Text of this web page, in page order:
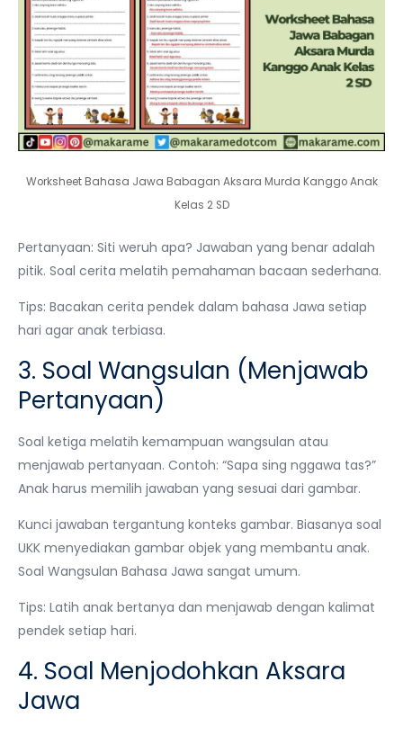
Worksheet Bahasa Jawa Babagan Aksara Murda Kanggo Anak
Kelas 2 SD
Pertanyaan: Siti weruh apa? Jawaban yang benar adalah
pitik. Soal cerita melatih pemahaman bacaan sederhana.
Tips: Bacakan cerita pendek dalam bahasa Jawa setiap
hari agar anak terbiasa.
3. Soal Wangsulan (Menjawab
Pertanyaan)
Soal ketiga melatih kemampuan wangsulan atau
menjawab pertanyaan. Contoh: “Sapa sing nggawa tas?”
Anak harus memilih jawaban yang sesuai dari gambar.
Kunci jawaban tergantung konteks gambar. Biasanya soal
UKK menyediakan gambar objek yang membantu anak.
Soal Wangsulan Bahasa Jawa sangat umum.
Tips: Latih anak bertanya dan menjawab dengan kalimat
pendek setiap hari.
4. Soal Menjodohkan Aksara
Jawa